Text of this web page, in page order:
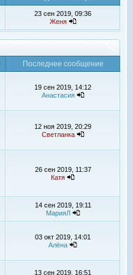
23 сен 2019, 09:36
Женя
Последнее сообщение
19 сен 2019, 14:12
Анастасия
12 ноя 2019, 20:29
Светланка
26 сен 2019, 11:37
Катя
14 сен 2019, 19:11
МарияЛ
03 окт 2019, 14:01
Алёна
13 сен 2019, 16:51